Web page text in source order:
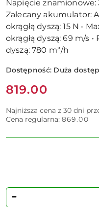
Napięcie znamionowe:
Zalecany akumulator:
okrągłą dyszą: 15 N •
okrągłą dyszą: 69 m/s
dyszą: 780 m³/h
Dostępność: Duża
Cena:
819.00
Najniższa cena z 30 dni
Cena regularna: 869.00
Ilość